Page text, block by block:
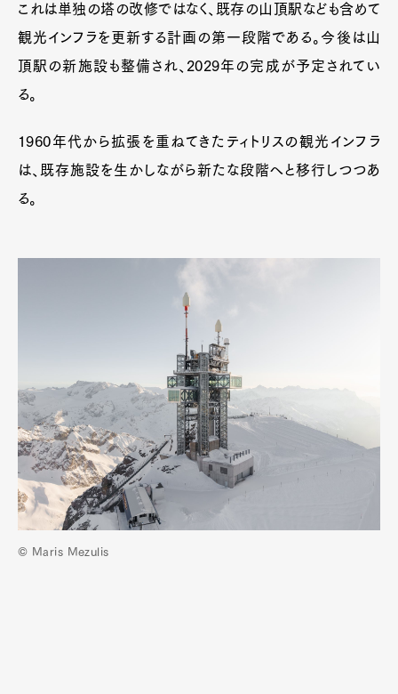
これは単独の塔の改修ではなく、既存の山頂駅なども含めて
観光インフラを更新する計画の第一段階である。今後は山
頂駅の新施設も整備され、2029年の完成が予定されてい
る。
1960年代から拡張を重ねてきたティトリスの観光インフラ
は、既存施設を生かしながら新たな段階へと移行しつつあ
る。
© Maris Mezulis